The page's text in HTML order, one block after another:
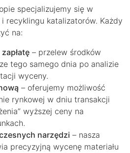
specjalizujemy się w
recyklingu katalizatorów. Każdy
na:
– przelew środków
tego samego dnia po analizie
wyceny.
– oferujemy możliwość
rynkowej w dniu transakcji
wyższej ceny na
narzędzi – nasza
precyzyjną wycenę materiału